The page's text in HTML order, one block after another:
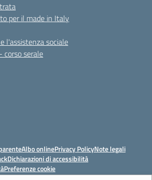
per il made in Italy
l'assistenza sociale
corso serale
Albo onlinePrivacy PolicyNote legali
Dichiarazioni di accessibilità
Preferenze cookie